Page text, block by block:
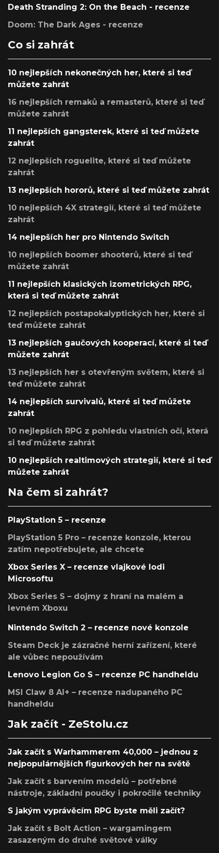
Death Stranding 2: On the Beach - recenze
Doom: The Dark Ages - recenze
Co si zahrát
10 nejlepších nekonečných her, které si teď
můžete zahrát
16 nejlepších remaků a remasterů, které si teď
můžete zahrát
11 nejlepších gangsterek, které si teď můžete
zahrát
12 nejlepších roguelite, které si teď můžete
zahrát
13 nejlepších hororů, které si teď můžete zahrát
10 nejlepších 4X strategií, které si teď můžete
zahrát
14 nejlepších her pro Nintendo Switch
10 nejlepších boomer shooterů, které si teď
můžete zahrát
11 nejlepších klasických izometrických RPG,
která si teď můžete zahrát
12 nejlepších postapokalyptických her, které si
teď můžete zahrát
13 nejlepších gaučových kooperací, které si teď
můžete zahrát
13 nejlepších her s otevřeným světem, které si
teď můžete zahrát
14 nejlepších survivalů, které si teď můžete
zahrát
10 nejlepších RPG z pohledu vlastních očí, která
si teď můžete zahrát
10 nejlepších realtimových strategií, které si teď
můžete zahrát
Na čem si zahrát?
PlayStation 5 – recenze
PlayStation 5 Pro – recenze konzole, kterou
zatím nepotřebujete, ale chcete
Xbox Series X – recenze vlajkové lodi
Microsoftu
Xbox Series S – dojmy z hraní na malém a
levném Xboxu
Nintendo Switch 2 – recenze nové konzole
Steam Deck je zázračné herní zařízení, které
ale vůbec nepoužívám
Lenovo Legion Go S – recenze PC handheldu
MSI Claw 8 AI+ – recenze nadupaného PC
handheldu
Jak začít - ZeStolu.cz
Jak začít s Warhammerem 40,000 – jednou z
nejpopulárnějších figurkových her na světě
Jak začít s barvením modelů – potřebné
nástroje, základní poučky i pokročilé techniky
S jakým vyprávěcím RPG byste měli začít?
Jak začít s Bolt Action – wargamingem
zasazeným do druhé světové války